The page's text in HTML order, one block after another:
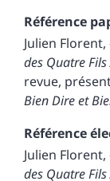
Référence
Julien Florent,
des Quatre
revue,
Bien Dire et
Référence
Julien Florent,
des Quatre